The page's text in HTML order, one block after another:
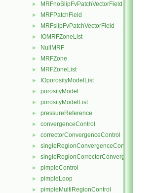
► MRFnoSlipFvPatchVectorField
► MRFPatchField
► MRFslipFvPatchVectorField
► IOMRFZoneList
► NullMRF
► MRFZone
► MRFZoneList
► IOporosityModelList
► porosityModel
► porosityModelList
► pressureReference
► convergenceControl
► correctorConvergenceControl
► singleRegionConvergenceControl
► singleRegionCorrectorConvergenceControl
► pimpleControl
► pimpleLoop
► pimpleMultiRegionControl